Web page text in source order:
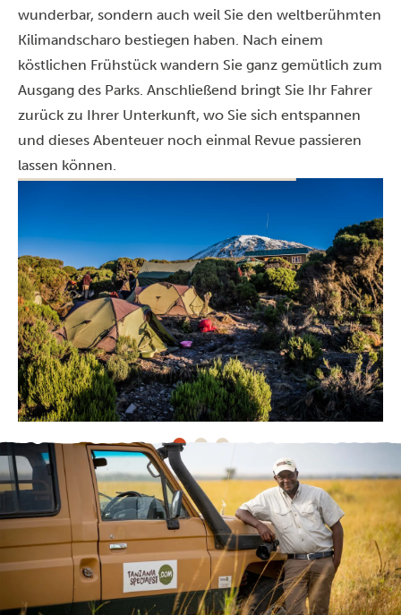
wunderbar, sondern auch weil Sie den weltberühmten
Kilimandscharo bestiegen haben. Nach einem
köstlichen Frühstück wandern Sie ganz gemütlich zum
Ausgang des Parks. Anschließend bringt Sie Ihr Fahrer
zurück zu Ihrer Unterkunft, wo Sie sich entspannen
und dieses Abenteuer noch einmal Revue passieren
lassen können.